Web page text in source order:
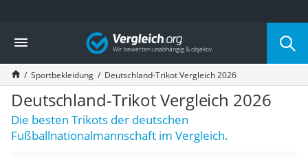
Die beliebtesten Vergleiche nach Kategorie
Freizeit & Sport
Gartentrampolin
Trampolin
Metalldetektor
Eufab-Fahrradträger
Trampolin 366 cm
Fahrradschloss
Vergleich
Sportbekleidung Deutschland-Trikot Vergleich 2026
Deutschland-Trikot Vergleich 2026
Die besten Trikots der deutschen
Fußballnationalmannschaft im Vergleich.